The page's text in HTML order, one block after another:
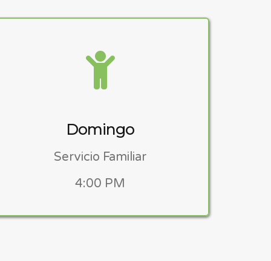
Domingo
Servicio Familiar
4:00 PM